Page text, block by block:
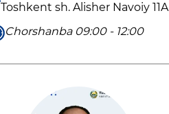
Toshkent sh. Alisher Navoiy 11A
Chorshanba 09:00 - 12:00